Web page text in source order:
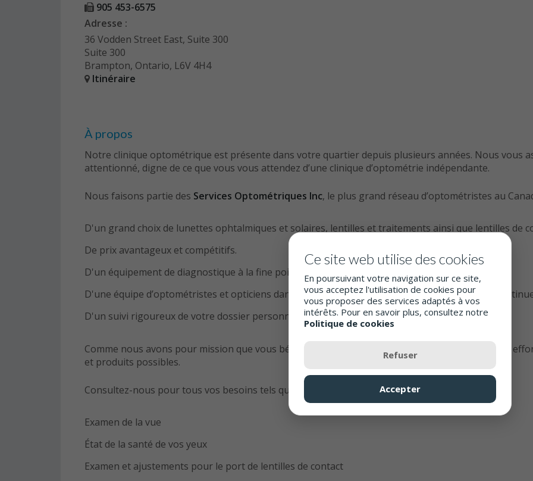
905 453-6575
Adresse :
36 Vodden Street East, Suite 300
Suite 300
Brampton, Ontario, L6V 4H4
Itinéraire
À propos
Notre clinique optométrique est présente dans votre quartier depuis plusieurs années. Nous vous
attentionné, digne de ce que vous vous attendez d’une clinique d’optométrie indépendante.
Nous faisons partie des Services Optométriques Inc, le plus grand réseau d’optométristes au
D'un grand choix de lunettes ophtalmiques et solaires, lentilles et traitements ainsi que lentilles de
De prix avantageux et compétitifs.
D'un équipement de diagnostique à la fine pointe de la technologie.
D'une équipe d’optométristes et opticiens dans la santé des yeux et recevant une formation
D'un suivi rigoureux de votre dossier personnel.
Comme nous avons pour mission que vous bénéficiez d'une meilleure santé visuelle, nous nous
et produits possibles.
Consultez-nous pour tous vos besoins tels que :
Examen de la vue
État de la santé de vos yeux
Examen et ajustements pour le port de lentilles de contact
Ce site web utilise des cookies
En poursuivant votre navigation sur ce site,
vous acceptez l'utilisation de cookies pour
vous proposer des services adaptés à vos
intérêts. Pour en savoir plus, consultez notre
Politique de cookies
Refuser
Accepter